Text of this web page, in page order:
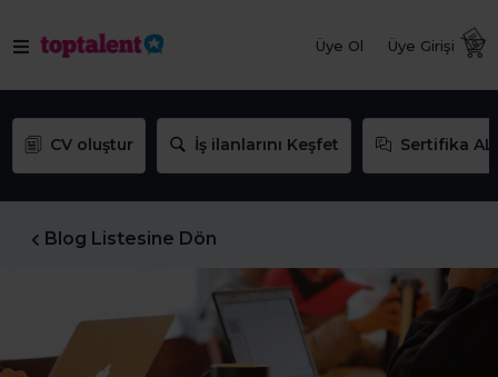
Üye Ol Üye Girişi
CV oluştur İş ilanlarını Keşfet Sertifika AL
Blog Listesine Dön